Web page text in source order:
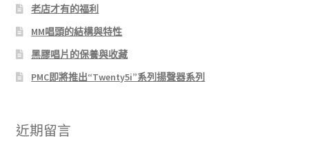
老店才有的福利
MM唱頭的結構與特性
黑膠唱片的保養與收藏
PMC即將推出“Twenty5i”系列揚聲器系列
近期留言